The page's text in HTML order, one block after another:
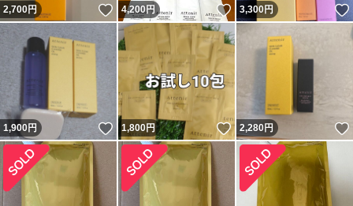
2,700円 いいね！
4,200円 いいね！
3,300円
1,900円 いいね！
1,800円 いいね！
2,280円